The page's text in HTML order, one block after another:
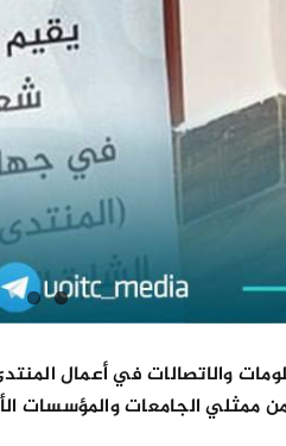
والاتصالات في أعمال
ممثلي الجامعات والمؤسسات